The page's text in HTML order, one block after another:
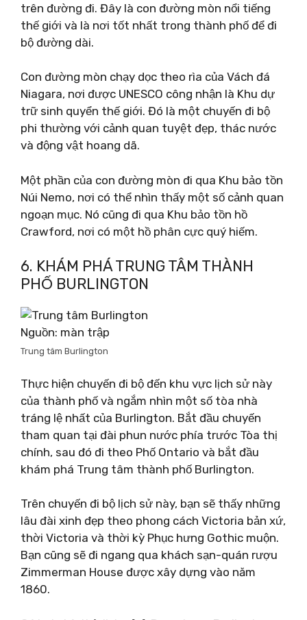
trên đường đi. Đây là con đường mòn nổi tiếng
thế giới và là nơi tốt nhất trong thành phố để đi
bộ đường dài.
Con đường mòn chạy dọc theo rìa của Vách đá
Niagara, nơi được UNESCO công nhận là Khu dự
trữ sinh quyển thế giới. Đó là một chuyến đi bộ
phi thường với cảnh quan tuyệt đẹp, thác nước
và động vật hoang dã.
Một phần của con đường mòn đi qua Khu bảo tồn
Núi Nemo, nơi có thể nhìn thấy một số cảnh quan
ngoạn mục. Nó cũng đi qua Khu bảo tồn hồ
Crawford, nơi có một hồ phân cực quý hiếm.
6. KHÁM PHÁ TRUNG TÂM THÀNH
PHỐ BURLINGTON
Nguồn: màn trập
Trung tâm Burlington
Thực hiện chuyến đi bộ đến khu vực lịch sử này
của thành phố và ngắm nhìn một số tòa nhà
tráng lệ nhất của Burlington. Bắt đầu chuyến
tham quan tại đài phun nước phía trước Tòa thị
chính, sau đó đi theo Phố Ontario và bắt đầu
khám phá Trung tâm thành phố Burlington.
Trên chuyến đi bộ lịch sử này, bạn sẽ thấy những
lâu đài xinh đẹp theo phong cách Victoria bản xứ,
thời Victoria và thời kỳ Phục hưng Gothic muộn.
Bạn cũng sẽ đi ngang qua khách sạn-quán rượu
Zimmerman House được xây dựng vào năm
1860.